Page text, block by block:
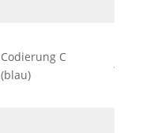
Codierung C
(blau)
482KB